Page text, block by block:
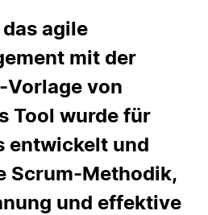
agile
mit der
Vorlage von
Tool wurde für
entwickelt und
Scrum-Methodik,
und effektive